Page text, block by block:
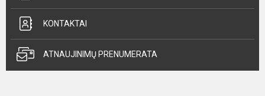
KONTAKTAI
ATNAUJINIMŲ PRENUMERATA